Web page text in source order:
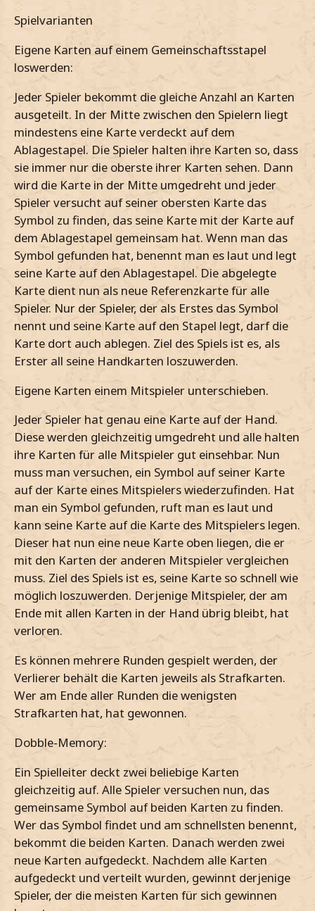
Spielvarianten
Eigene Karten auf einem Gemeinschaftsstapel
loswerden:
Jeder Spieler bekommt die gleiche Anzahl an Karten
ausgeteilt. In der Mitte zwischen den Spielern liegt
mindestens eine Karte verdeckt auf dem
Ablagestapel. Die Spieler halten ihre Karten so, dass
sie immer nur die oberste ihrer Karten sehen. Dann
wird die Karte in der Mitte umgedreht und jeder
Spieler versucht auf seiner obersten Karte das
Symbol zu finden, das seine Karte mit der Karte auf
dem Ablagestapel gemeinsam hat. Wenn man das
Symbol gefunden hat, benennt man es laut und legt
seine Karte auf den Ablagestapel. Die abgelegte
Karte dient nun als neue Referenzkarte für alle
Spieler. Nur der Spieler, der als Erstes das Symbol
nennt und seine Karte auf den Stapel legt, darf die
Karte dort auch ablegen. Ziel des Spiels ist es, als
Erster all seine Handkarten loszuwerden.
Eigene Karten einem Mitspieler unterschieben.
Jeder Spieler hat genau eine Karte auf der Hand.
Diese werden gleichzeitig umgedreht und alle halten
ihre Karten für alle Mitspieler gut einsehbar. Nun
muss man versuchen, ein Symbol auf seiner Karte
auf der Karte eines Mitspielers wiederzufinden. Hat
man ein Symbol gefunden, ruft man es laut und
kann seine Karte auf die Karte des Mitspielers legen.
Dieser hat nun eine neue Karte oben liegen, die er
mit den Karten der anderen Mitspieler vergleichen
muss. Ziel des Spiels ist es, seine Karte so schnell wie
möglich loszuwerden. Derjenige Mitspieler, der am
Ende mit allen Karten in der Hand übrig bleibt, hat
verloren.
Es können mehrere Runden gespielt werden, der
Verlierer behält die Karten jeweils als Strafkarten.
Wer am Ende aller Runden die wenigsten
Strafkarten hat, hat gewonnen.
Dobble-Memory:
Ein Spielleiter deckt zwei beliebige Karten
gleichzeitig auf. Alle Spieler versuchen nun, das
gemeinsame Symbol auf beiden Karten zu finden.
Wer das Symbol findet und am schnellsten benennt,
bekommt die beiden Karten. Danach werden zwei
neue Karten aufgedeckt. Nachdem alle Karten
aufgedeckt und verteilt wurden, gewinnt derjenige
Spieler, der die meisten Karten für sich gewinnen